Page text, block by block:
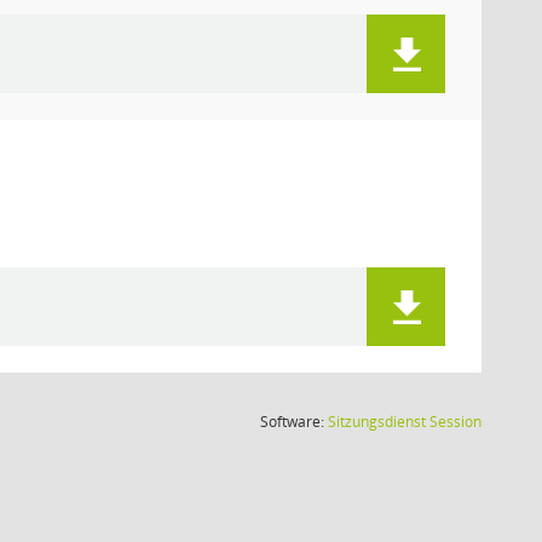
Software:SitzungsdienstSession(Wird in